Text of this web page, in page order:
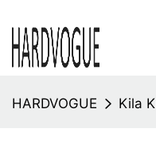
HARDVOGUE Kila